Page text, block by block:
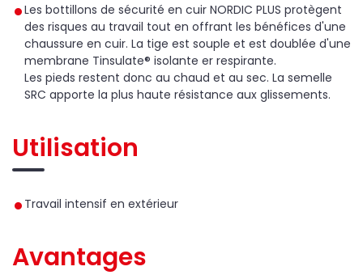
Les bottillons de sécurité en cuir NORDIC PLUS protègent
des risques au travail tout en offrant les bénéfices d'une
chaussure en cuir. La tige est souple et est doublée d'une
membrane Tinsulate® isolante er respirante.
Les pieds restent donc au chaud et au sec. La semelle
SRC apporte la plus haute résistance aux glissements.
Utilisation
Travail intensif en extérieur
Avantages